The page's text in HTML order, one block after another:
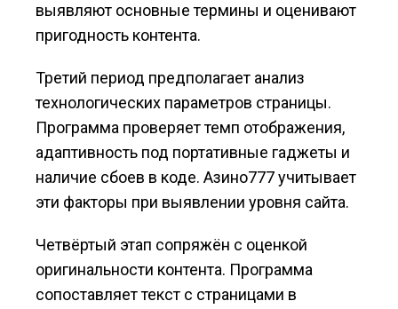
выявляют основные термины и оценивают
пригодность контента.
Третий период предполагает анализ
технологических параметров страницы.
Программа проверяет темп отображения,
адаптивность под портативные гаджеты и
наличие сбоев в коде. Азино777 учитывает
эти факторы при выявлении уровня сайта.
Четвёртый этап сопряжён с оценкой
оригинальности контента. Программа
сопоставляет текст с страницами в